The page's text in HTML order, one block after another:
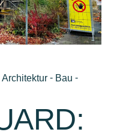
Architektur - Bau -